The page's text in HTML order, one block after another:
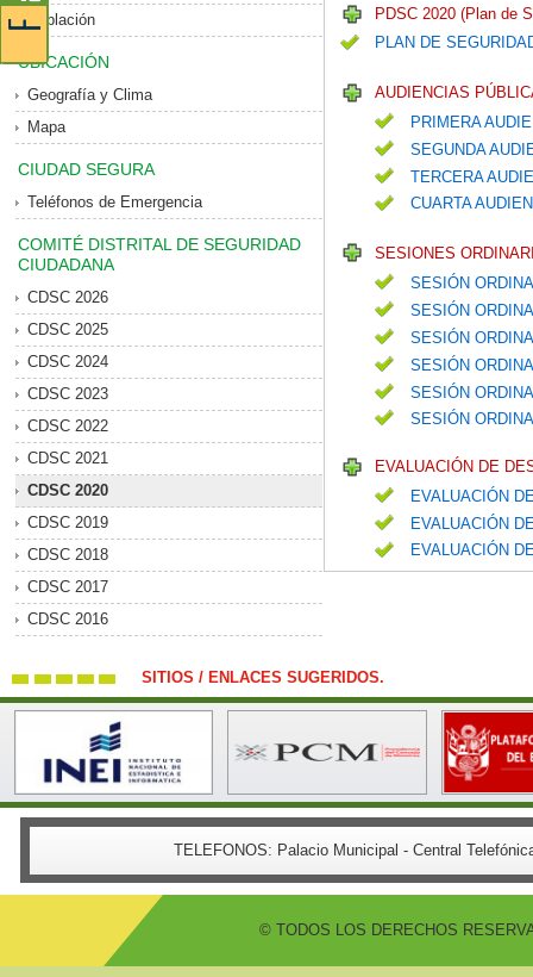
Población
UBICACIÓN
Geografía y Clima
Mapa
CIUDAD SEGURA
Teléfonos de Emergencia
COMITÉ DISTRITAL DE SEGURIDAD
CIUDADANA
CDSC 2026
CDSC 2025
CDSC 2024
CDSC 2023
CDSC 2022
CDSC 2021
CDSC 2020
CDSC 2019
CDSC 2018
CDSC 2017
CDSC 2016
PDSC 2020 (Plan de
PLAN DE
AUDIENCIAS
PRIMERA
SEGUNDA
TERCERA
CUARTA
SESIONES
SESIÓN
SESIÓN
SESIÓN
SESIÓN
SESIÓN
SESIÓN
EVALUACIÓN DE
EVALUACIÓN
EVALUACIÓN
EVALUACIÓN
SITIOS / ENLACES SUGERIDOS.
TELEFONOS: Palacio Municipal - Central
© TODOS LOS DERECHOS